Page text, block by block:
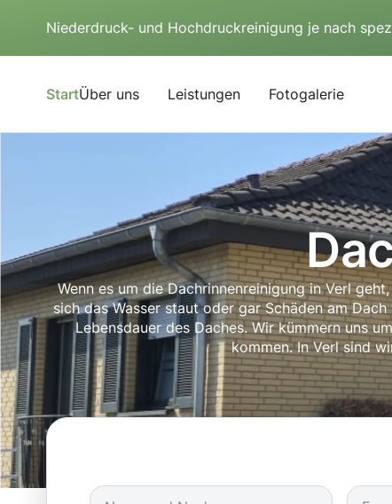
Niederdruck- und Hochdruckreinigung je nach
StartÜber uns Leistungen Fotogalerie
Wenn es um die Dachrinnenreinigung in Verl
sich das Wasser staut oder gar Schäden am
Lebensdauer des Daches. Wir kümmern uns
kommen. In Verl sind